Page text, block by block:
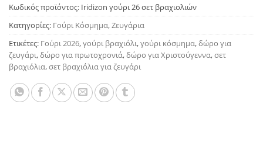
Κωδικός προϊόντος: Iridizon γούρι 26 σετ βραχιολιών
Κατηγορίες: Γούρι Κόσμημα,Ζευγάρια
Ετικέτες: Γούρι 2026,γούρι βραχιόλι,γούρι κόσμημα,δώρο για
ζευγάρι,δώρο για πρωτοχρονιά,δώρο για Χριστούγεννα,σετ
βραχιόλια,σετ βραχιόλια για ζευγάρι